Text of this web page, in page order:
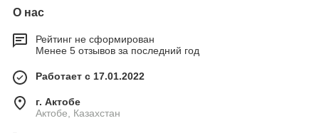
О нас
Рейтинг не сформирован
Менее 5 отзывов за последний год
Работает с 17.01.2022
г. Актобе
Актобе, Казахстан